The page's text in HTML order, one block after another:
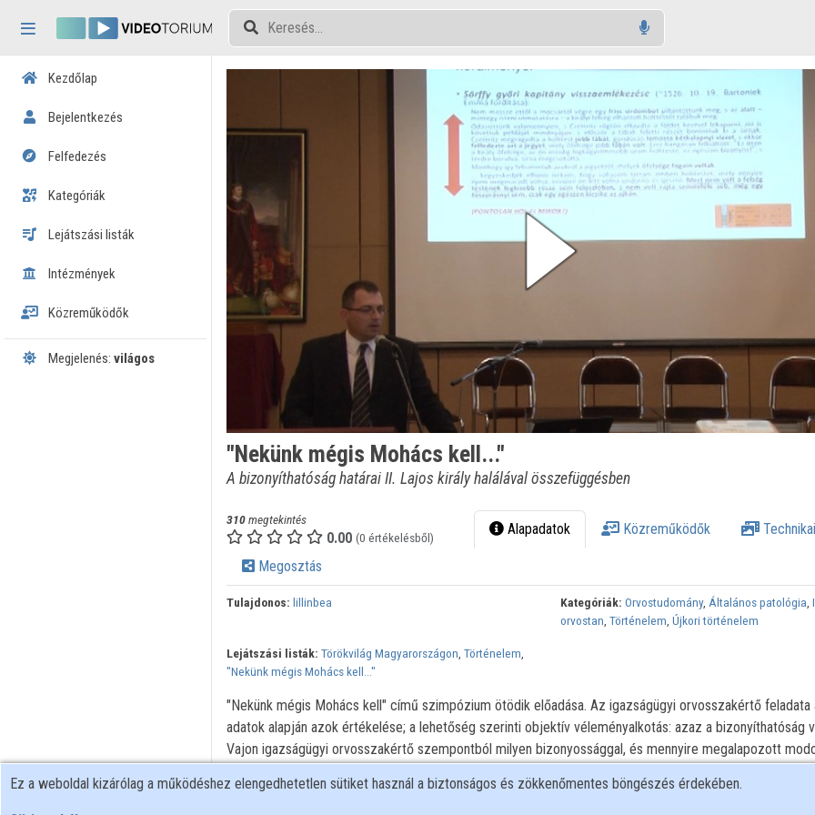
Tartalom kihagyása
Kezdőlap
Bejelentkezés
Felfedezés
Kategóriák
Lejátszási listák
Intézmények
Közreműködők
Megjelenés: világos
"Nekünk mégis Mohács kell..."
A bizonyíthatóság határai II. Lajos király halálával összefüggésben
310megtekintés
0.00 (0 értékelésből) Alapadatok Közreműködők
Megosztás
Tulajdonos: lillinbea Kategóriák: Orvostudomány,Általános patológia,
orvostan,Történelem,Újkori történelem
Lejátszási listák: Törökvilág Magyarországon, Történelem,
"Nekünk mégis Mohács kell..."
"Nekünk mégis Mohács kell" című szimpózium ötödik előadása. Az igazságügyi orvosszakértő feladata
adatok alapján azok értékelése; a lehetőség szerinti objektív véleményalkotás: azaz a bizonyíthatóság
Vajon igazságügyi orvosszakértő szempontból milyen bizonyossággal, és mennyire megalapozott
személyazonosságról. Milyen tudományos bizonyítékok alapján lehet cáfolni vagy megerősíteni a korabeli
Ez a weboldal kizárólag a működéshez elengedhetetlen sütiket használ a biztonságos és zökkenőmentes böngészés érdekében.